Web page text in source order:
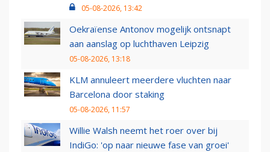
05-08-2026, 13:42
Oekraïense Antonov mogelijk ontsnapt
aan aanslag op luchthaven Leipzig
05-08-2026, 13:18
KLM annuleert meerdere vluchten naar
Barcelona door staking
05-08-2026, 11:57
Willie Walsh neemt het roer over bij
IndiGo: 'op naar nieuwe fase van groei'